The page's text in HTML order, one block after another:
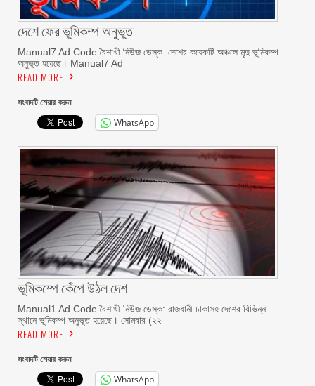
দেশে ফের ভূমিকম্প অনুভূত
Manual7 Ad Code বৈশাখী নিউজ ডেস্ক: দেশের কয়েকটি অঞ্চলে মৃদু ভূমিকম্প
অনুভূত হয়েছে। Manual7 Ad
READ MORE
সংবাদটি শেয়ার করুন
WhatsApp
ভূমিকম্পে কেঁপে উঠল দেশ
Manual1 Ad Code বৈশাখী নিউজ ডেস্ক: রাজধানী ঢাকাসহ দেশের বিভিন্ন
স্থানে ভূমিকম্প অনুভূত হয়েছে। সোমবার (২২
READ MORE
সংবাদটি শেয়ার করুন
WhatsApp